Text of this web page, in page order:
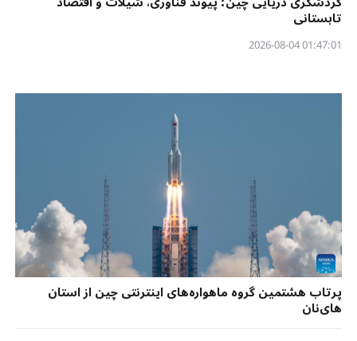
تابستانی
01:47:01 2026-08-04
پرتاب هشتمین گروه ماهواره‌های اینترنتی چین از استان
های‌نان